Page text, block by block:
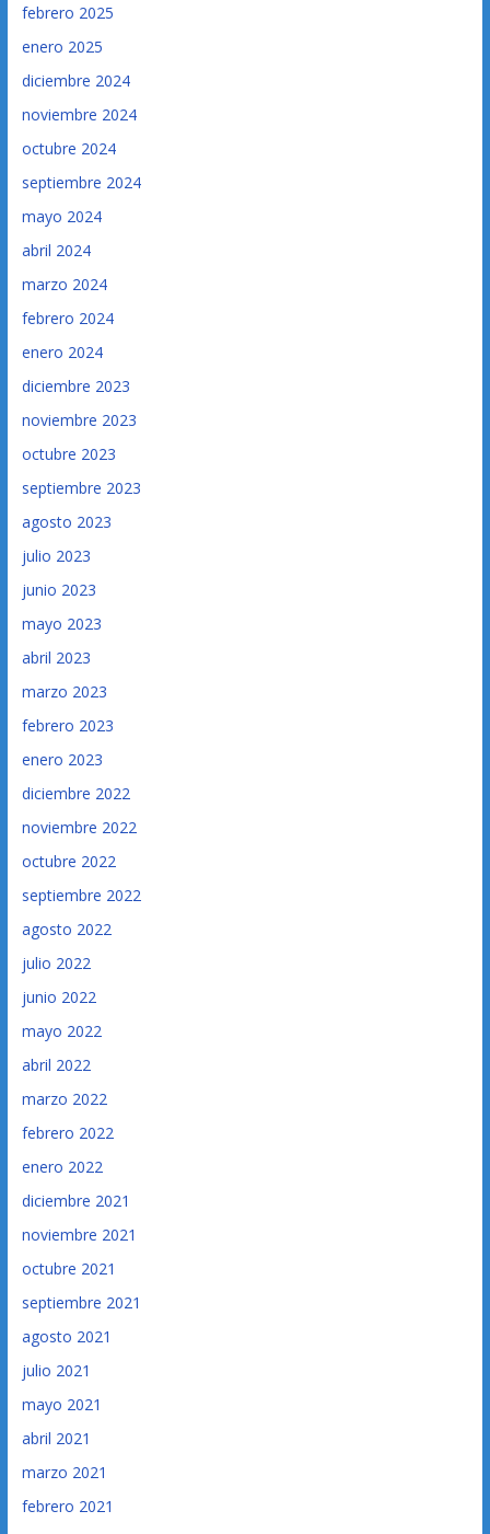
febrero 2025
enero 2025
diciembre 2024
noviembre 2024
octubre 2024
septiembre 2024
mayo 2024
abril 2024
marzo 2024
febrero 2024
enero 2024
diciembre 2023
noviembre 2023
octubre 2023
septiembre 2023
agosto 2023
julio 2023
junio 2023
mayo 2023
abril 2023
marzo 2023
febrero 2023
enero 2023
diciembre 2022
noviembre 2022
octubre 2022
septiembre 2022
agosto 2022
julio 2022
junio 2022
mayo 2022
abril 2022
marzo 2022
febrero 2022
enero 2022
diciembre 2021
noviembre 2021
octubre 2021
septiembre 2021
agosto 2021
julio 2021
mayo 2021
abril 2021
marzo 2021
febrero 2021